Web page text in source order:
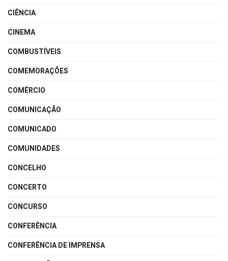
CIÊNCIA
CINEMA
COMBUSTÍVEIS
COMEMORAÇÕES
COMÉRCIO
COMUNICAÇÃO
COMUNICADO
COMUNIDADES
CONCELHO
CONCERTO
CONCURSO
CONFERÊNCIA
CONFERÊNCIA DE IMPRENSA